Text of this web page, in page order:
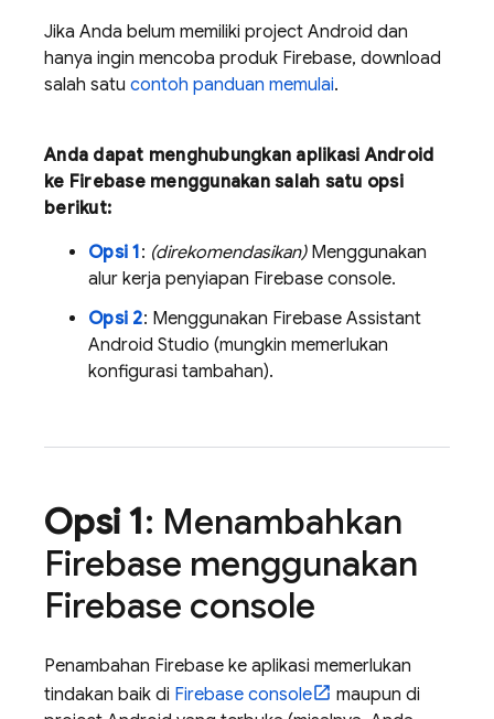
Jika Anda belum memiliki project Android dan
hanya ingin mencoba produk Firebase, download
salah satu contoh panduan memulai.
Anda dapat menghubungkan aplikasi Android
ke Firebase menggunakan salah satu opsi
berikut:
Opsi 1: (direkomendasikan)Menggunakan
alur kerja penyiapan Firebase console.
Opsi 2: Menggunakan Firebase Assistant
Android Studio (mungkin memerlukan
konfigurasi tambahan).
Opsi 1: Menambahkan
Firebase menggunakan
Firebase console
Penambahan Firebase ke aplikasi memerlukan
tindakan baik di Firebase console
maupun di